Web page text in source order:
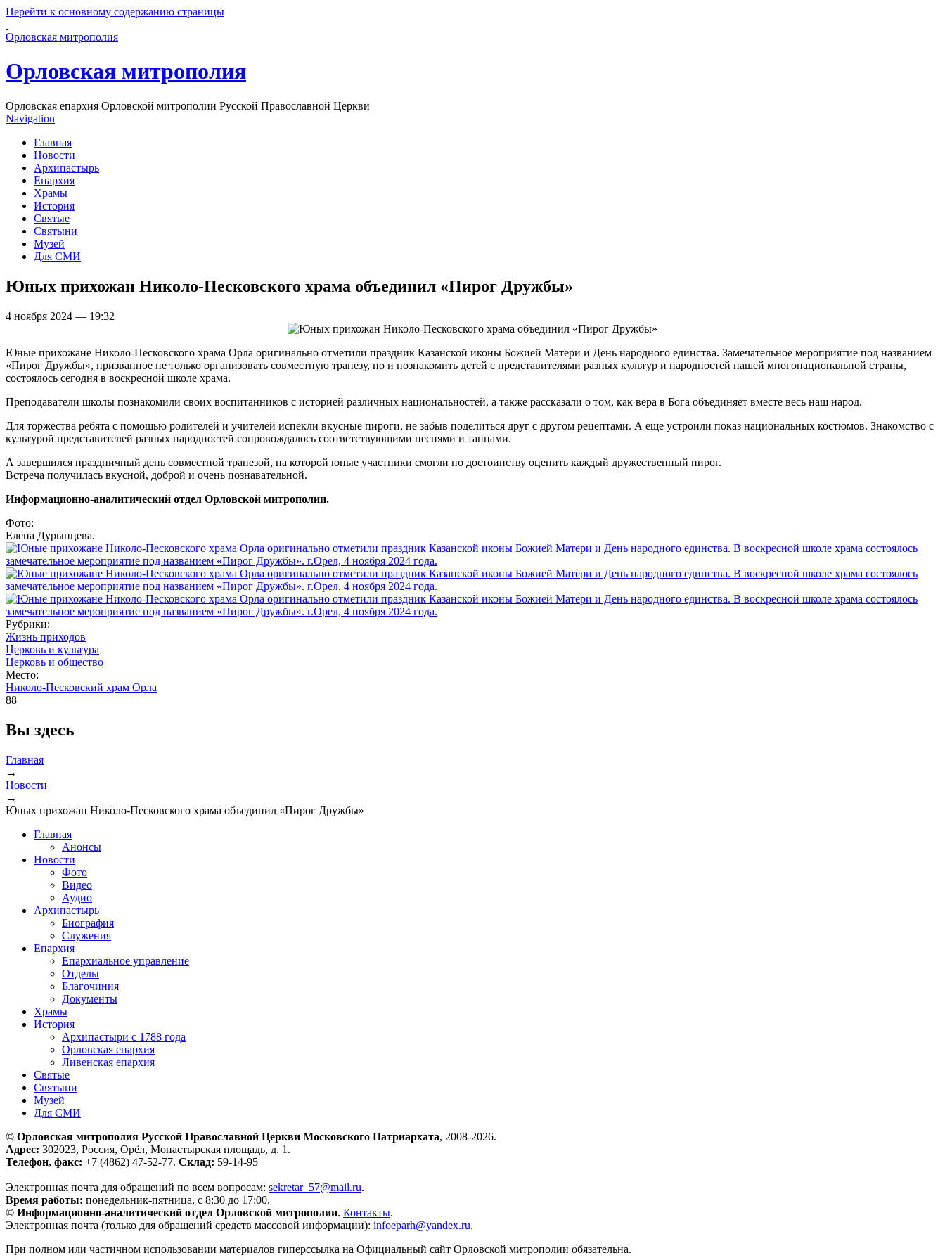
Перейти к основному содержанию страницы
Орловская митрополия
Орловская митрополия
Орловская епархия Орловской митрополии Русской Православной Церкви
Navigation
Главная
Новости
Архипастырь
Епархия
Храмы
История
Святые
Святыни
Музей
Для СМИ
Юных прихожан Николо-Песковского храма объединил «Пирог Дружбы»
4 ноября 2024 — 19:32
Юные прихожане Николо-Песковского храма Орла оригинально отметили праздник Казанской иконы Божией Матери и День народного единства. Замечательное мероприятие под названием
«Пирог Дружбы», призванное не только организовать совместную трапезу, но и познакомить детей с представителями разных культур и народностей нашей многонациональной страны,
состоялось сегодня в воскресной школе храма.
Преподаватели школы познакомили своих воспитанников с историей различных национальностей, а также рассказали о том, как вера в Бога объединяет вместе весь наш народ.
Для торжества ребята с помощью родителей и учителей испекли вкусные пироги, не забыв поделиться друг с другом рецептами. А еще устроили показ национальных костюмов. Знакомство с
культурой представителей разных народностей сопровождалось соответствующими песнями и танцами.
А завершился праздничный день совместной трапезой, на которой юные участники смогли по достоинству оценить каждый дружественный пирог.
Встреча получилась вкусной, доброй и очень познавательной.
Информационно-аналитический отдел Орловской митрополии.
Фото:
Елена Дурынцева.
Рубрики:
Жизнь приходов
Церковь и культура
Церковь и общество
Место:
Николо-Песковский храм Орла
88
Вы здесь
Главная
→
Новости
→
Юных прихожан Николо-Песковского храма объединил «Пирог Дружбы»
Главная
Анонсы
Новости
Фото
Видео
Аудио
Архипастырь
Биография
Служения
Епархия
Епархиальное управление
Отделы
Благочиния
Документы
Храмы
История
Архипастыри с 1788 года
Орловская епархия
Ливенская епархия
Святые
Святыни
Музей
Для СМИ
© Орловская митрополия Русской Православной Церкви Московского Патриархата, 2008-2026.
Адрес: 302023, Россия, Орёл, Монастырская площадь, д. 1.
Телефон, факс: +7 (4862) 47-52-77. Склад: 59-14-95
Электронная почта для обращений по всем вопросам: sekretar_57@mail.ru.
Время работы: понедельник-пятница, с 8:30 до 17:00.
© Информационно-аналитический отдел Орловской митрополии. Контакты.
Электронная почта (только для обращений средств массовой информации): infoeparh@yandex.ru.
При полном или частичном использовании материалов гиперссылка на Официальный сайт Орловской митрополии обязательна.